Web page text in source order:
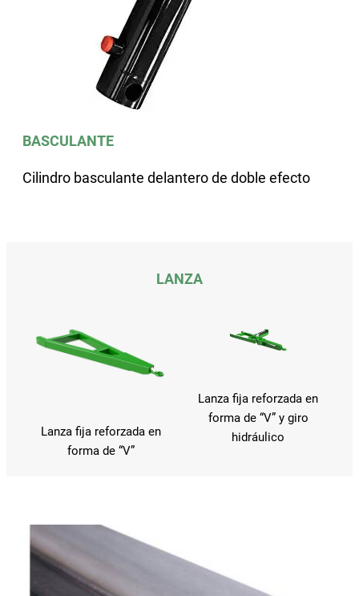
BASCULANTE
Cilindro basculante delantero de doble efecto
LANZA
Lanza fija reforzada en
forma de “V”
Lanza fija reforzada en
forma de “V” y giro
hidráulico